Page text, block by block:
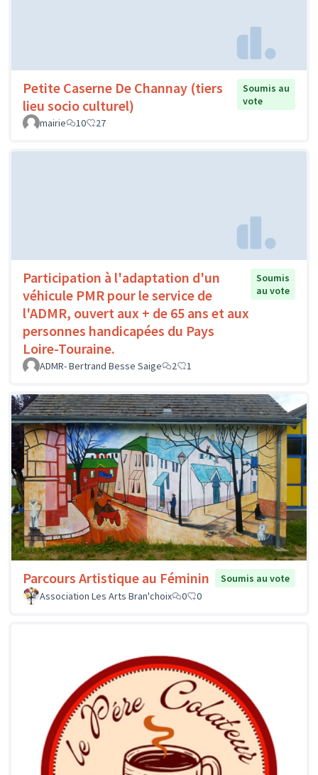
Petite Caserne De Channay (tiers
lieu socio culturel)
Soumis au
vote
mairie
10 27
Participation à l'adaptation d'un
véhicule PMR pour le service de
l'ADMR, ouvert aux + de 65 ans et aux
personnes handicapées du Pays
Loire-Touraine.
Soumis
au vote
ADMR- Bertrand Besse Saige 2 1
Parcours Artistique au Féminin
Soumis au vote
Association Les Arts Bran'choix
0 0